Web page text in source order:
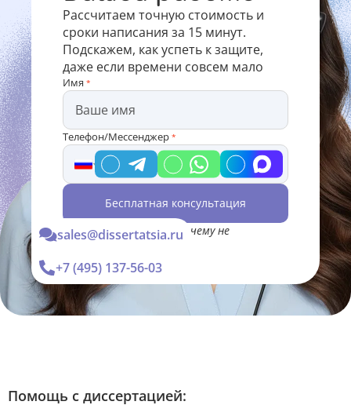
Рассчитаем точную стоимость и
сроки написания за 15 минут.
Подскажем, как успеть к защите,
даже если времени совсем мало
Имя *
Телефон/Мессенджер *
Бесплатная консультация
*Консультация Вас ни к чему не
обязывает
sales@dissertatsia.ru
+7 (495) 137-56-03
Помощь с диссертацией: